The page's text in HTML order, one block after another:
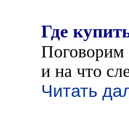
Где
Поговорим
и на что
Читать